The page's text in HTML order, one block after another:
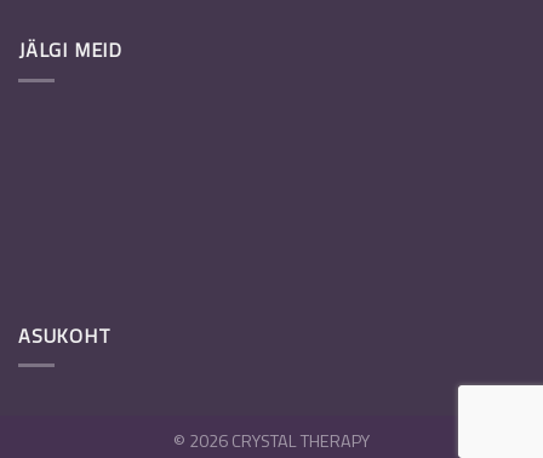
JÄLGI MEID
ASUKOHT
© 2026 CRYSTAL THERAPY